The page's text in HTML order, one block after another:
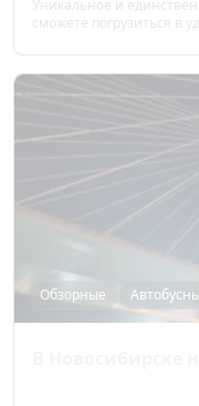
Уникальное и
сможете погрузиться в
Обзорные